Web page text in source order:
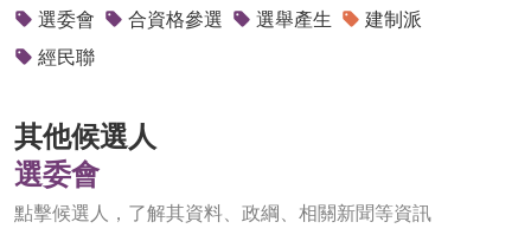
選委會 合資格參選 選舉產生
建制派
經民聯
其他候選人
選委會
點擊候選人，了解其資料、政綱、相關新聞等資訊